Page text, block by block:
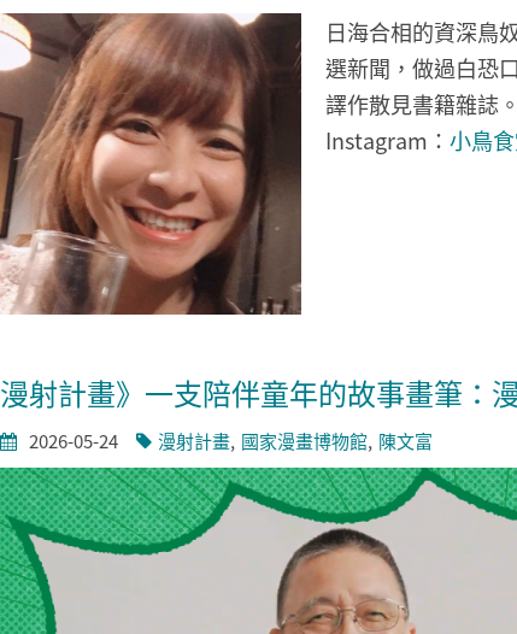
日海合相的資深鳥
選新聞，做過白恐
譯作散見書籍雜誌
Instagram： 小鳥
漫射計畫》一支陪伴童年的故事畫筆：
2026-05-24 漫射計畫 國家漫畫博物館 陳文富